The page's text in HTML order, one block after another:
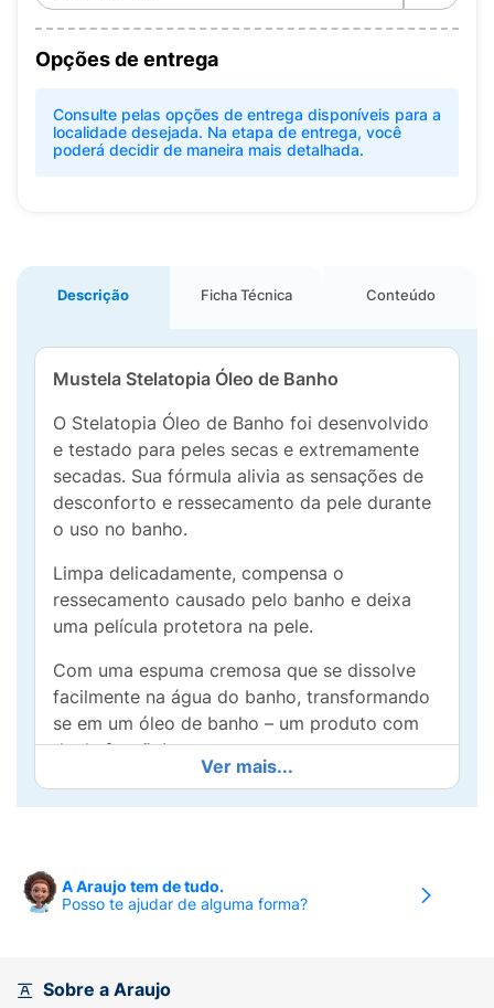
Opções de entrega
Consulte pelas opções de entrega disponíveis para a
localidade desejada. Na etapa de entrega, você
poderá decidir de maneira mais detalhada.
Descrição Ficha Técnica Conteúdo
Mustela Stelatopia Óleo de Banho
O Stelatopia Óleo de Banho foi desenvolvido
e testado para peles secas e extremamente
secadas. Sua fórmula alivia as sensações de
desconforto e ressecamento da pele durante
o uso no banho.
Limpa delicadamente, compensa o
ressecamento causado pelo banho e deixa
uma película protetora na pele.
Com uma espuma cremosa que se dissolve
facilmente na água do banho, transformando
se em um óleo de banho – um produto com
dupla função!
Eficácia clinicamente comprovada, passando
desconforto e ressecamento da pele e deixa
a pele mais macia, suave e confortável após
entre eles:
Ver mais...
A Araujo tem de tudo.
Posso te ajudar de alguma forma?
Sobre a Araujo